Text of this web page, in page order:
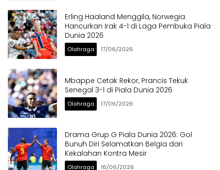
Erling Haaland Menggila, Norwegia
Hancurkan Irak 4-1 di Laga Pembuka Piala
Dunia 2026
Olahraga 17/06/2026
Mbappe Cetak Rekor, Prancis Tekuk
Senegal 3-1 di Piala Dunia 2026
Olahraga 17/06/2026
Drama Grup G Piala Dunia 2026: Gol
Bunuh Diri Selamatkan Belgia dari
Kekalahan Kontra Mesir
Olahraga 16/06/2026